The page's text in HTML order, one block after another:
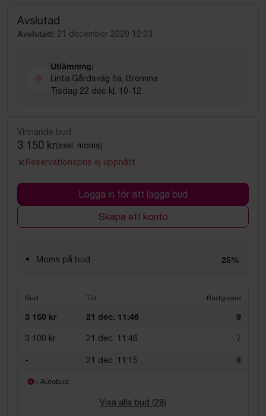
Avslutad
Avslutad: 21 december 2020 12:03
Utlämning:
Linta Gårdsväg 5a, Bromma
Tisdag 22 dec kl. 10-12
Vinnande bud
3 150 kr(exkl. moms)
Reservationspris ej uppnått
Logga in för att lägga bud
Skapa ett konto
Moms på bud 25%
Bud Tid Budgivare
3 150 kr 21 dec. 11:46 9
3 100 kr 21 dec. 11:46 7
- 21 dec. 11:15 8
= Autobud
Visa alla bud (28)